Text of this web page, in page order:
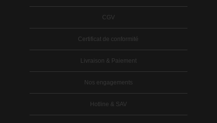
CGV
Certificat de conformité
Livraison & Paiement
Nos engagements
Hotline & SAV